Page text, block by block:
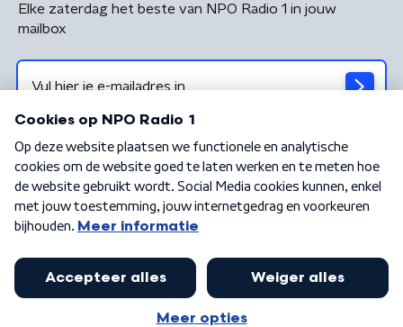
Elke zaterdag het beste van NPO Radio 1 in jouw
mailbox
Algemene voorwaarden